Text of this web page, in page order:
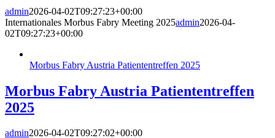
admin2026-04-02T09:27:23+00:00
Internationales Morbus Fabry Meeting 2025admin2026-04-
02T09:27:23+00:00
Morbus Fabry Austria Patiententreffen 2025
Morbus Fabry Austria Patiententreffen
2025
admin2026-04-02T09:27:02+00:00